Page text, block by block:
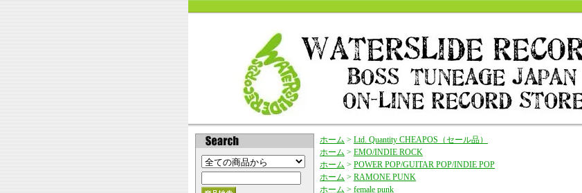
ホーム > Ltd. Quantity CHEAPOS（セール品）
ホーム > EMO/INDIE ROCK
ホーム > POWER POP/GUITAR POP/INDIE POP
ホーム > RAMONE PUNK
ホーム > female punk